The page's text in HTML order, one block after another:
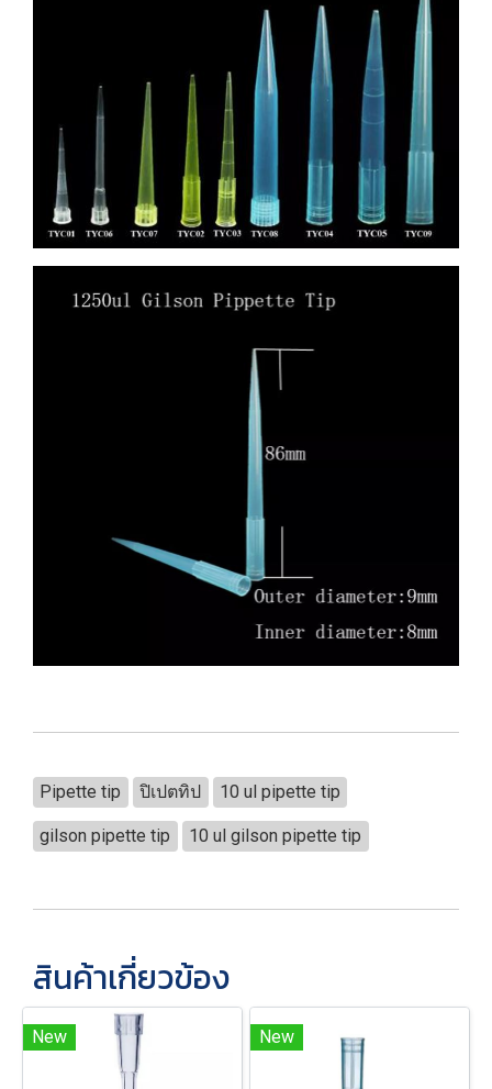
Pipette tip ปิเปตทิป 10 ul pipette tip
gilson pipette tip 10 ul gilson pipette tip
สินค้าเกี่ยวข้อง
New New